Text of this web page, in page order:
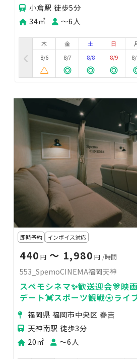
小倉駅 徒歩5分
34㎡
〜6人
木
8/6
金
8/7
土
8/8
日
8/9
即時予約 インボイス対応
440 円 〜 1,980 円 /時間
553_SpemoCINEMA福岡天神
スペモシネマ✨歓送迎会🎊映
デート💓スポーツ観戦⚽ライ
553_SpemoCINEMA福岡天神
福岡県 福岡市中央区 春吉
天神南駅 徒歩3分
20㎡
〜6人